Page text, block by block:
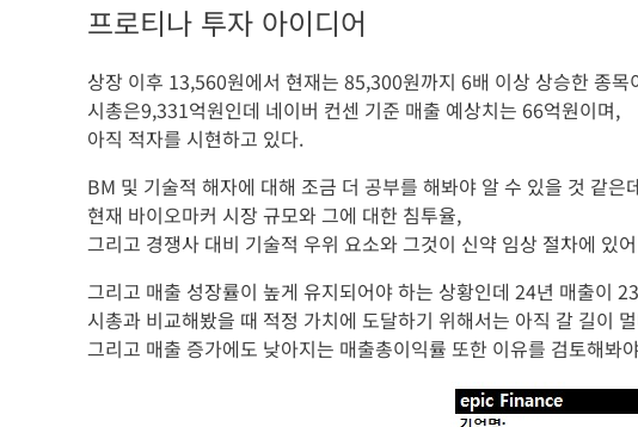
프로티나 투자 아이디어
상장 이후 13,560원에서 현재는 85,300원까지 6배 이상 상승한 종목
시총은9,331억원인데 네이버 컨센 기준 매출 예상치는 66억원이며,
아직 적자를 시현하고 있다.
BM 및 기술적 해자에 대해 조금 더 공부를 해봐야 알 수 있을 것 같은
현재 바이오마커 시장 규모와 그에 대한 침투율,
그리고 경쟁사 대비 기술적 우위 요소와 그것이 신약 임상 절차에 있
그리고 매출 성장률이 높게 유지되어야 하는 상황인데 24년 매출이
시총과 비교해봤을 때 적정 가치에 도달하기 위해서는 아직 갈 길이
그리고 매출 증가에도 낮아지는 매출총이익률 또한 이유를 검토해봐